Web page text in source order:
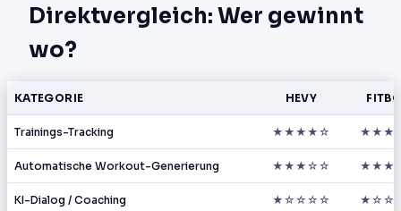
Direktvergleich: Wer gewinnt
wo?
KATEGORIE HEVY
Trainings-Tracking ★★★★☆
Automatische Workout-Generierung ★★★☆☆
KI-Dialog / Coaching ★☆☆☆☆